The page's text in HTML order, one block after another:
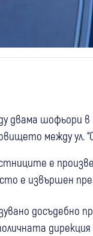
двама шофьори
между ул.
е
е извършен